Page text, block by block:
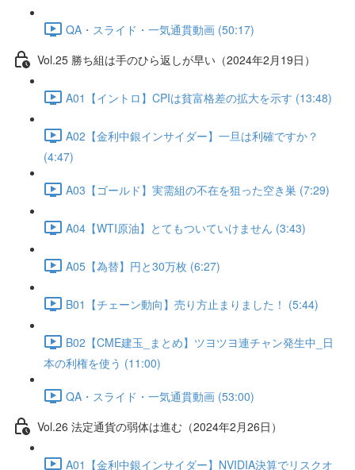
QA・スライド・一気通貫動画 (50:17)
Vol.25 勝ち組は手のひら返しが早い（2024年2月19日）
A01【イントロ】CPIは貧富格差の拡大を示す (13:48)
A02【金利中銀インサイダー】一旦は利確ですか？
(4:47)
A03【ゴールド】実需組の不在を狙った空き巣 (7:29)
A04【WTI原油】とてもついていけません (3:43)
A05【為替】円と30万枚 (6:27)
B01【チェーン動向】売り方止まりました！ (5:44)
B02【CME建玉_まとめ】ツヨツヨ連チャン発生中_日
本の利権を使う (11:00)
QA・スライド・一気通貫動画 (53:00)
Vol.26 法定通貨の弱体は進む（2024年2月26日）
A01【金利中銀インサイダー】NVIDIA決算でリスクオ